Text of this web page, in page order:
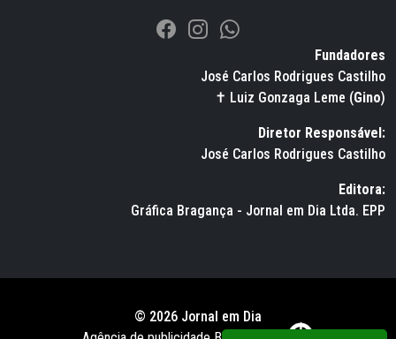
Fundadores
José Carlos Rodrigues Castilho
✝ Luiz Gonzaga Leme (Gino)
Diretor Responsável:
José Carlos Rodrigues Castilho
Editora:
Gráfica Bragança - Jornal em Dia Ltda. EPP
© 2026 Jornal em Dia